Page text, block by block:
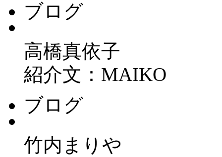
ブログ
高橋真依子
紹介文：MAIKO
ブログ
竹内まりや